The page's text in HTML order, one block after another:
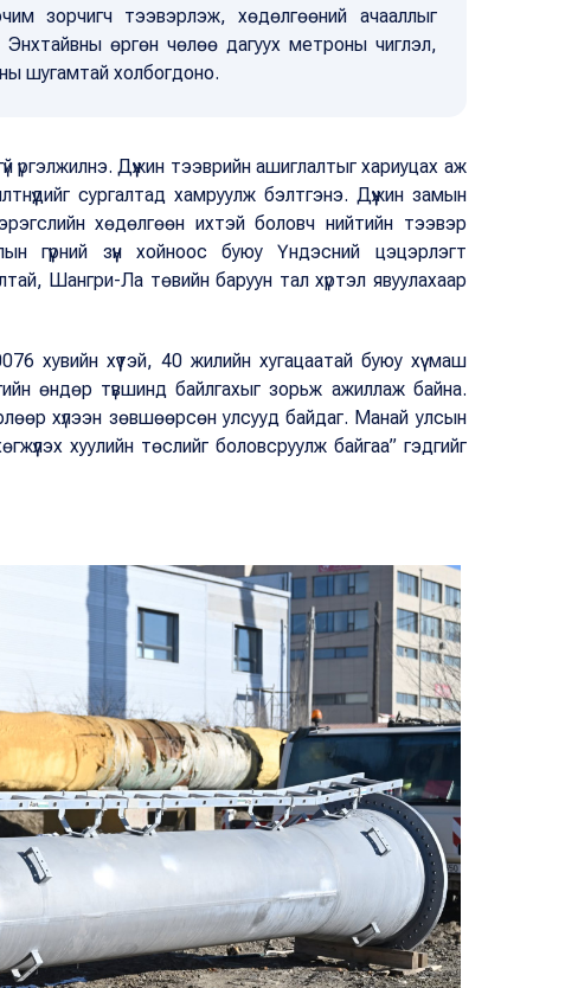
зорчигч тээвэрлэж, хөдөлгөөний ачааллыг
өргөн чөлөө дагуух метроны чиглэл,
шугамтай холбогдоно.
үргэлжилнэ. Дүүжин тээврийн ашиглалтыг хариуцах аж
сургалтад хамруулж бэлтгэнэ. Дүүжин замын
хөдөлгөөн ихтэй боловч нийтийн тээвэр
гүүрний зүүн хойноос буюу Үндэсний цэцэрлэгт
Шангри-Ла төвийн баруун тал хүртэл явуулахаар
хувийн хүүтэй, 40 жилийн хугацаатай буюу хүү маш
өндөр түвшинд байлгахыг зорьж ажиллаж байна.
хүлээн зөвшөөрсөн улсууд байдаг. Манай улсын
хуулийн төслийг боловсруулж байгаа” гэдгийг